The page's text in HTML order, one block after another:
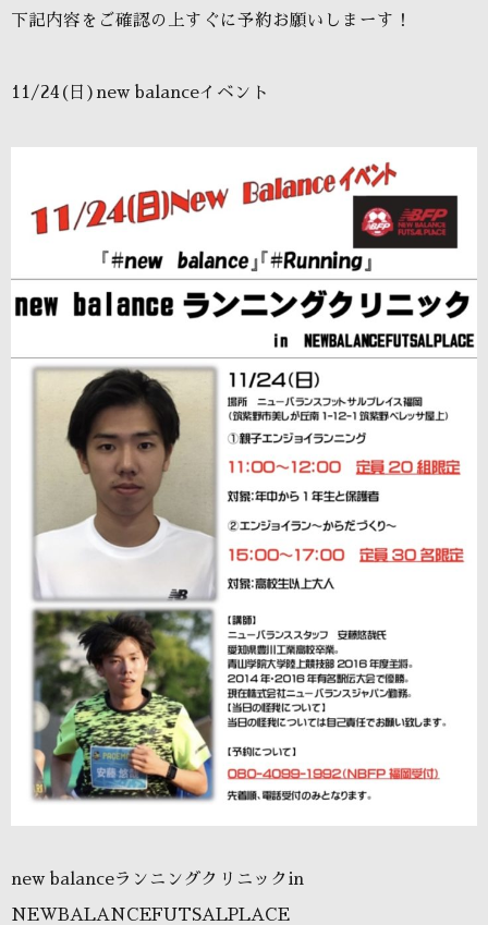
下記内容をご確認の上すぐに予約お願いしまーす！
11/24(日)new balanceイベント
new balanceランニングクリニックin
NEWBALANCEFUTSALPLACE